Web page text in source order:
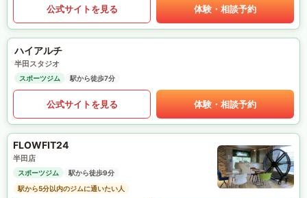
公式サイトを見る 体験・相談予約
ハイアルチ
半田スタジオ
スポーツジム 駅から徒歩7分
公式サイトを見る 体験・相談予約
FLOWFIT24
半田店
スポーツジム
駅から徒歩9分
駅から5分以内のジムに通いたい人